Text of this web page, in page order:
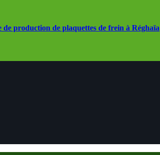
production de plaquettes de frein à Réghaïa